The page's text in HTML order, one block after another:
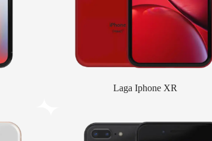
Laga Iphone XR